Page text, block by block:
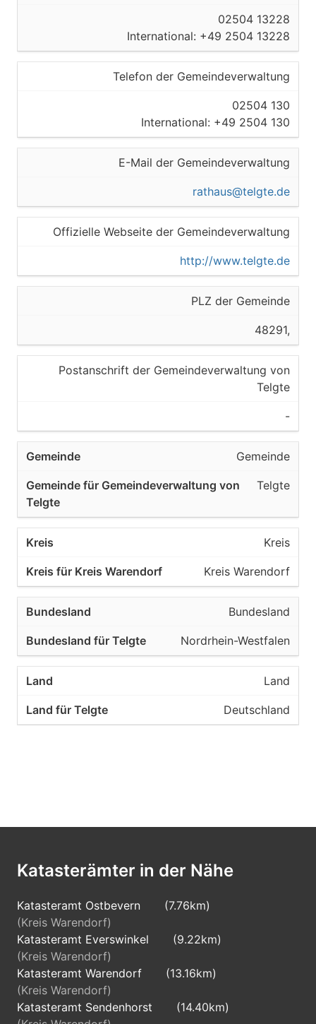
02504 13228
International: +49 2504 13228
Telefon der Gemeindeverwaltung
02504 130
International: +49 2504 130
E-Mail der Gemeindeverwaltung
rathaus@telgte.de
Offizielle Webseite der Gemeindeverwaltung
http://www.telgte.de
PLZ der Gemeinde
48291,
Postanschrift der Gemeindeverwaltung von
Telgte
-
Gemeinde
Telgte
Kreis
Kreis Warendorf
Bundesland
Nordrhein-Westfalen
Land
Deutschland
Katasterämter in der Nähe
Katasteramt Ostbevern
(7.76km)
(Kreis Warendorf)
Katasteramt Everswinkel
(9.22km)
(Kreis Warendorf)
Katasteramt Warendorf
(13.16km)
(Kreis Warendorf)
Katasteramt Sendenhorst
(14.40km)